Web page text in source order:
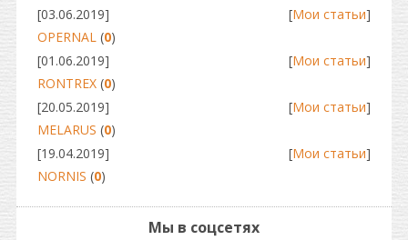
[03.06.2019]
[Мои статьи]
OPERNAL (0)
[01.06.2019]
[Мои статьи]
RONTREX (0)
[20.05.2019]
[Мои статьи]
MELARUS (0)
[19.04.2019]
[Мои статьи]
NORNIS (0)
Мы в соцсетях